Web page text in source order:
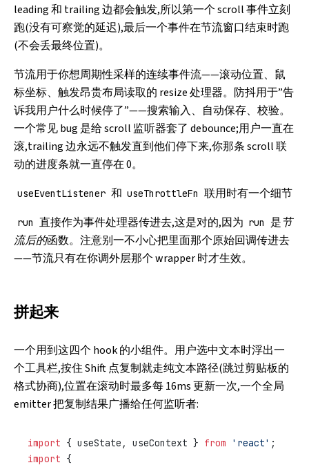
leading 和 trailing 边都会触发,所以第一个 scroll 事件立刻
跑(没有可察觉的延迟),最后一个事件在节流窗口结束时跑
(不会丢最终位置)。
节流用于你想周期性采样的连续事件流——滚动位置、鼠
标坐标、触发昂贵布局读取的 resize 处理器。防抖用于”告
诉我用户什么时候停了”——搜索输入、自动保存、校验。
一个常见 bug 是给 scroll 监听器套了 debounce;用户一直在
滚,trailing 边永远不触发直到他们停下来,你那条 scroll 联
动的进度条就一直停在 0。
useEventListener 和 useThrottleFn 联用时有一个细节
run 直接作为事件处理器传进去,这是对的,因为 run 是节
流后的函数。注意别一不小心把里面那个原始回调传进去
——节流只有在你调外层那个 wrapper 时才生效。
拼起来
一个用到这四个 hook 的小组件。用户选中文本时浮出一
个工具栏,按住 Shift 点复制就走纯文本路径(跳过剪贴板的
格式协商),位置在滚动时最多每 16ms 更新一次,一个全局
emitter 把复制结果广播给任何监听者:
import { useState, useContext } from 'react' ;
import {